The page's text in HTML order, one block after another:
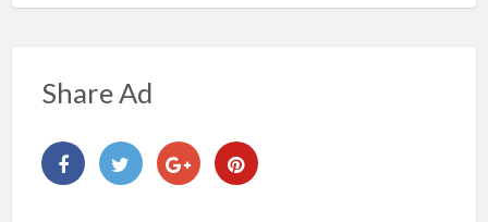
Share Ad